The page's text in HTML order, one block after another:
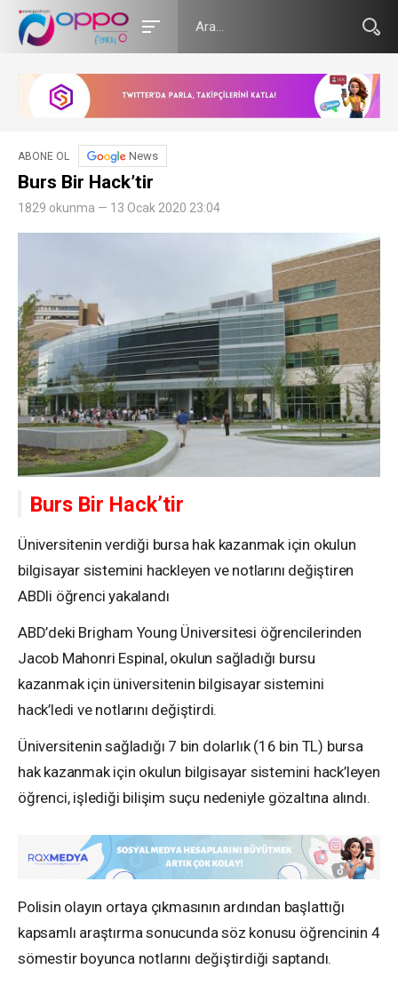
ABONE OL News
Burs Bir Hack’tir
1829 okunma — 13 Ocak 2020 23:04
Burs Bir Hack’tir
Üniversitenin verdiği bursa hak kazanmak için okulun
bilgisayar sistemini hackleyen ve notlarını değiştiren
ABDli öğrenci yakalandı
ABD’deki Brigham Young Üniversitesi öğrencilerinden
Jacob Mahonri Espinal, okulun sağladığı bursu
kazanmak için üniversitenin bilgisayar sistemini
hack’ledi ve notlarını değiştirdi.
Üniversitenin sağladığı 7 bin dolarlık (16 bin TL) bursa
hak kazanmak için okulun bilgisayar sistemini hack’leyen
öğrenci, işlediği bilişim suçu nedeniyle gözaltına alındı.
Polisin olayın ortaya çıkmasının ardından başlattığı
kapsamlı araştırma sonucunda söz konusu öğrencinin 4
sömestir boyunca notlarını değiştirdiği saptandı.